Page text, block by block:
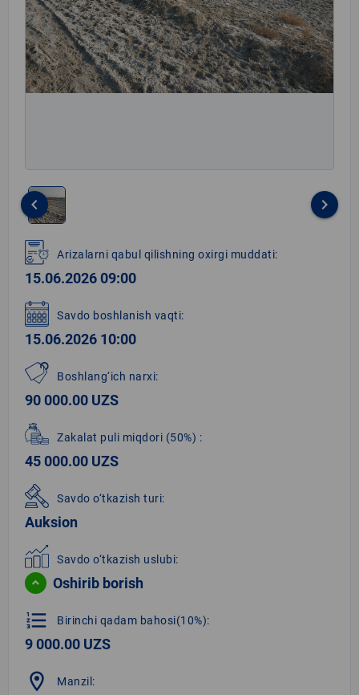
1
of
1
keyboard_arrow_left keyboard_arrow_right
Arizalarni qabul qilishning oxirgi muddati:
15.06.2026 09:00
Savdo boshlanish vaqti:
15.06.2026 10:00
Boshlang‘ich narxi:
90 000.00 UZS
Zakalat puli miqdori (50%) :
45 000.00 UZS
Savdo o‘tkazish turi:
Auksion
Savdo o‘tkazish uslubi:
Oshirib borish
format_list_numbered Birinchi qadam bahosi(10%):
9 000.00 UZS
location_on Manzil: